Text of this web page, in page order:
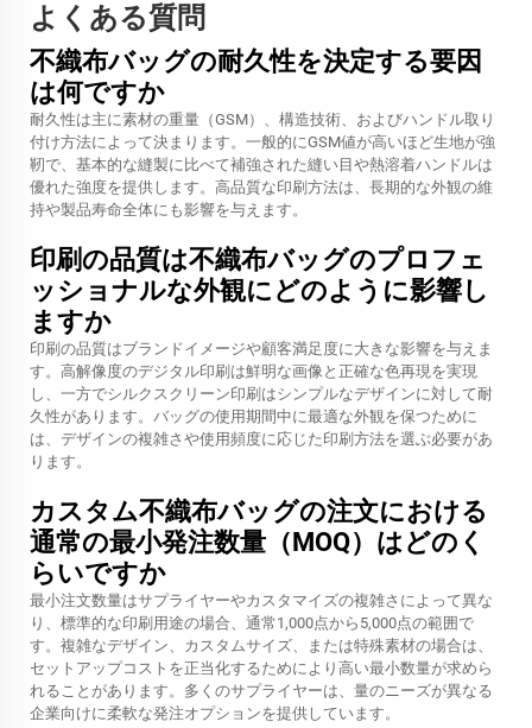
よくある質問
不織布バッグの耐久性を決定する要因
は何ですか
耐久性は主に素材の重量（GSM）、構造技術、およびハンドル取り
付け方法によって決まります。一般的にGSM値が高いほど生地が強
靭で、基本的な縫製に比べて補強された縫い目や熱溶着ハンドルは
優れた強度を提供します。高品質な印刷方法は、長期的な外観の維
持や製品寿命全体にも影響を与えます。
印刷の品質は不織布バッグのプロフェ
ッショナルな外観にどのように影響し
ますか
印刷の品質はブランドイメージや顧客満足度に大きな影響を与えま
す。高解像度のデジタル印刷は鮮明な画像と正確な色再現を実現
し、一方でシルクスクリーン印刷はシンプルなデザインに対して耐
久性があります。バッグの使用期間中に最適な外観を保つために
は、デザインの複雑さや使用頻度に応じた印刷方法を選ぶ必要があ
ります。
カスタム不織布バッグの注文における
通常の最小発注数量（MOQ）はどのく
らいですか
最小注文数量はサプライヤーやカスタマイズの複雑さによって異な
り、標準的な印刷用途の場合、通常1,000点から5,000点の範囲で
す。複雑なデザイン、カスタムサイズ、または特殊素材の場合は、
セットアップコストを正当化するためにより高い最小数量が求めら
れることがあります。多くのサプライヤーは、量のニーズが異なる
企業向けに柔軟な発注オプションを提供しています。